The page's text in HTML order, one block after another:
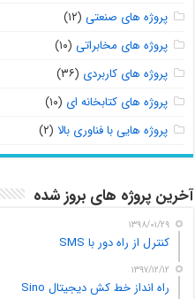
پروژه های صنعتی (۱۲)
پروژه های مخابراتی (۱۰)
پروژه های کاربردی (۳۶)
پروژه های کتابخانه ای (۱۰)
پروژه هایی با فناوری بالا (۲)
آخرین پروژه های بروز شده
۱۳۹۸/۰۱/۲۹
کنترل از راه دور با SMS
۱۳۹۷/۱۲/۱۲
راه انداز خط کش دیجیتال Sino